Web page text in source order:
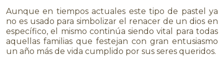
Aunque en tiempos actuales este tipo de pastel ya
no es usado para simbolizar el renacer de un dios en
específico, el mismo continúa siendo vital para todas
aquellas familias que festejan con gran entusiasmo
un año más de vida cumplido por sus seres queridos.